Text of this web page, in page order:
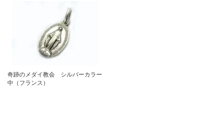
奇跡のメダイ教会 シルバーカラー
中（フランス）